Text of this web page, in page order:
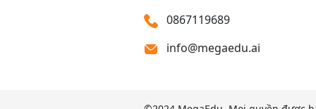
TÀI CHÍNH NGÂN
KẾ TOÁN THUẾ
Y SINH HỌC DI
0867119689
info@megaedu.ai